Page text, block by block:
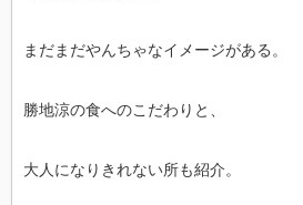
まだまだやんちゃなイメージがある。
勝地涼の食へのこだわりと、
大人になりきれない所も紹介。